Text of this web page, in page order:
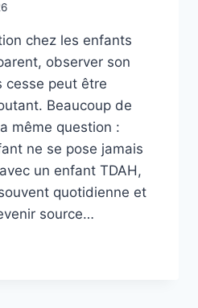
chez les enfants
observer son
cesse peut être
Beaucoup de
même question :
ne se pose jamais
un enfant TDAH,
quotidienne et
source…